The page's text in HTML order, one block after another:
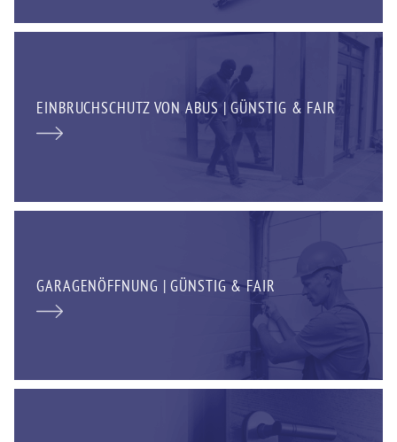
EINBRUCHSCHUTZ VON ABUS | GÜNSTIG & FAIR
GARAGENÖFFNUNG | GÜNSTIG & FAIR